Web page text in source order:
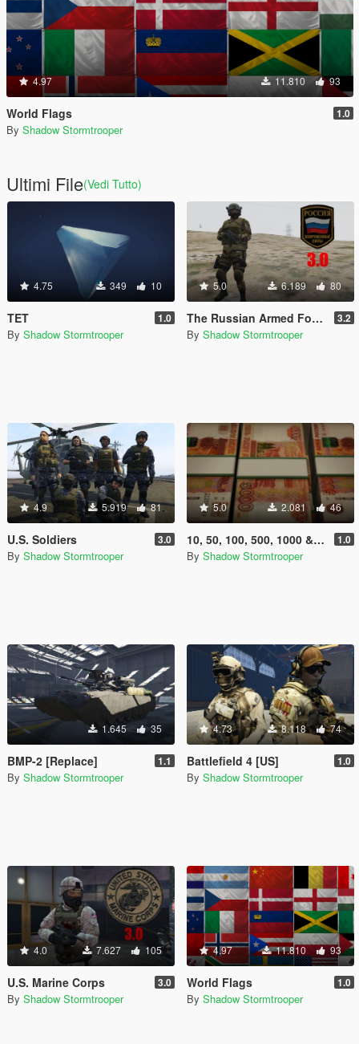
4.97 11.810 93
World Flags 1.0
By Shadow Stormtrooper
Ultimi File(Vedi Tutto)
4.75 349 10
TET 1.0
By Shadow Stormtrooper
5.0 6.189 80
The Russian Armed Forces 3.2
By Shadow Stormtrooper
4.9 5.919 81
U.S. Soldiers 3.0
By Shadow Stormtrooper
5.0 2.081 46
10, 50, 100, 500, 1000 & 5000 Rubles (Russian Money) 1.0
By Shadow Stormtrooper
1.645 35
BMP-2 [Replace] 1.1
By Shadow Stormtrooper
4.73 8.118 74
Battlefield 4 [US] 1.0
By Shadow Stormtrooper
4.0 7.627 105
U.S. Marine Corps 3.0
By Shadow Stormtrooper
4.97 11.810 93
World Flags 1.0
By Shadow Stormtrooper